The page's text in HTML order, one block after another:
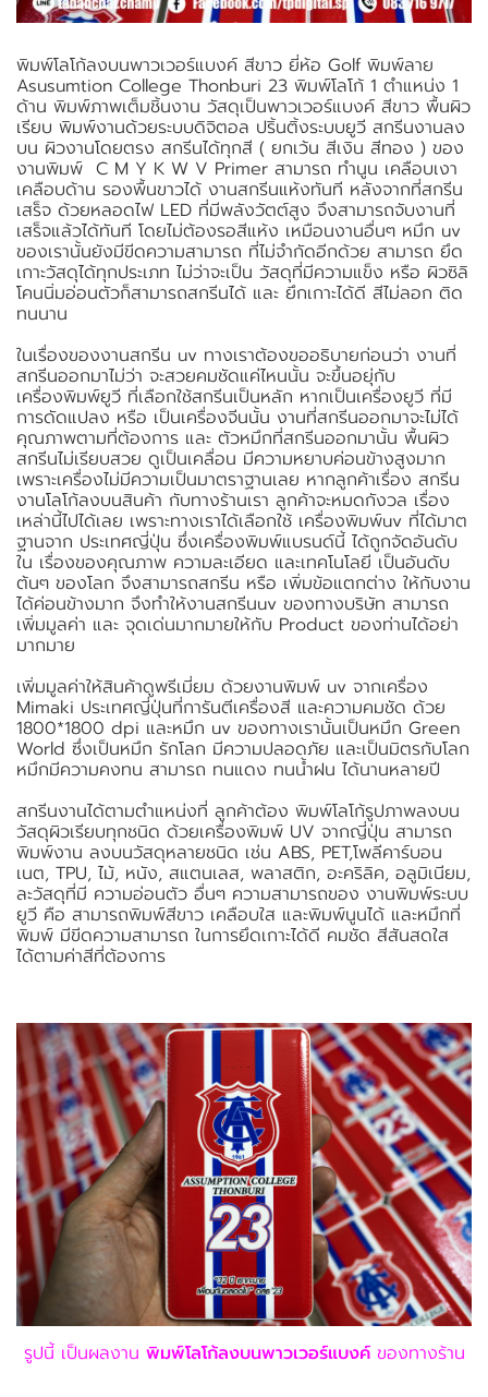
พิมพ์โลโก้ลงบนพาวเวอร์แบงค์ สีขาว ยี่ห้อ Golf พิมพ์ลาย
Asusumtion College Thonburi 23 พิมพ์โลโก้ 1 ตำแหน่ง 1
ด้าน พิมพ์ภาพเต็มชิ้นงาน วัสดุเป็นพาวเวอร์แบงค์ สีขาว พื้นผิว
เรียบ พิมพ์งานด้วยระบบดิจิตอล ปริ้นติ้งระบบยูวี สกรีนงานลง
บน ผิวงานโดยตรง สกรีนได้ทุกสี ( ยกเว้น สีเงิน สีทอง ) ของ
งานพิมพ์ C M Y K W V Primer สามารถ ทำนูน เคลือบเงา
เคลือบด้าน รองพื้นขาวได้ งานสกรีนแห้งทันที หลังจากที่สกรีน
เสร็จ ด้วยหลอดไฟ LED ที่มีพลังวัตต์สูง จึงสามารถจับงานที่
เสร็จแล้วได้ทันที โดยไม่ต้องรอสีแห้ง เหมือนงานอื่นๆ หมึก uv
ของเรานั้นยังมีขีดความสามารถ ที่ไม่จำกัดอีกด้วย สามารถ ยึด
เกาะวัสดุได้ทุกประเภท ไม่ว่าจะเป็น วัสดุที่มีความแข็ง หรือ ผิวซิลิ
โคนนิ่มอ่อนตัวก็สามารถสกรีนได้ และ ยึกเกาะได้ดี สีไม่ลอก ติด
ทนนาน
ในเรื่องของงานสกรีน uv ทางเราต้องขออธิบายก่อนว่า งานที่
สกรีนออกมาไม่ว่า จะสวยคมชัดแค่ไหนนั้น จะขึ้นอยุ่กับ
เครื่องพิมพ์ยูวี ที่เลือกใช้สกรีนเป็นหลัก หากเป็นเครื่องยูวี ที่มี
การดัดแปลง หรือ เป็นเครื่องจีนนั้น งานที่สกรีนออกมาจะไม่ได้
คุณภาพตามที่ต้องการ และ ตัวหมึกที่สกรีนออกมานั้น พื้นผิว
สกรีนไม่เรียบสวย ดูเป็นเคลื่อน มีความหยาบค่อนข้างสูงมาก
เพราะเครื่องไม่มีความเป็นมาตราฐานเลย หากลูกค้าเรื่อง สกรีน
งานโลโก้ลงบนสินค้า กับทางร้านเรา ลูกค้าจะหมดกังวล เรื่อง
เหล่านี้ไปได้เลย เพราะทางเราได้เลือกใช้ เครื่องพิมพ์uv ที่ได้มาต
ฐานจาก ประเทศญี่ปุ่น ซึ่งเครื่องพิมพ์แบรนด์นี้ ได้ถูกจัดอันดับ
ใน เรื่องของคุณภาพ ความละเอียด และเทคโนโลยี เป็นอันดับ
ต้นๆ ของโลก จึงสามารถสกรีน หรือ เพิ่มข้อแตกต่าง ให้กับงาน
ได้ค่อนข้างมาก จึงทำให้งานสกรีนuv ของทางบริษัท สามารถ
เพิ่มมูลค่า และ จุดเด่นมากมายให้กับ Product ของท่านได้อย่า
มากมาย
เพิ่มมูลค่าให้สินค้าดูพรีเมี่ยม ด้วยงานพิมพ์ uv จากเครื่อง
Mimaki ประเทศญี่ปุ่นที่การันตีเครื่องสี และความคมชัด ด้วย
1800*1800 dpi และหมึก uv ของทางเรานั้นเป็นหมึก Green
World ซึ่งเป็นหมึก รักโลก มีความปลอดภัย และเป็นมิตรกับโลก
หมึกมีความคงทน สามารถ ทนแดง ทนน้ำฝน ได้นานหลายปี
สกรีนงานได้ตามตำแหน่งที่ ลูกค้าต้อง พิมพ์โลโก้รูปภาพลงบน
วัสดุผิวเรียบทุกชนิด ด้วยเครื่องพิมพ์ UV จากญี่ปุ่น สามารถ
พิมพ์งาน ลงบนวัสดุหลายชนิด เช่น ABS, PET,โพลีคาร์บอน
เนต, TPU, ไม้, หนัง, สแตนเลส, พลาสติก, อะคริลิค, อลูมิเนียม,
ละวัสดุที่มี ความอ่อนตัว อื่นๆ ความสามารถของ งานพิมพ์ระบบ
ยูวี คือ สามารถพิมพ์สีขาว เคลือบใส และพิมพ์นูนได้ และหมึกที่
พิมพ์ มีขีดความสามารถ ในการยึดเกาะได้ดี คมชัด สีสันสดใส
ได้ตามค่าสีที่ต้องการ
รูปนี้ เป็นผลงาน พิมพ์โลโก้ลงบนพาวเวอร์แบงค์ ของทางร้าน